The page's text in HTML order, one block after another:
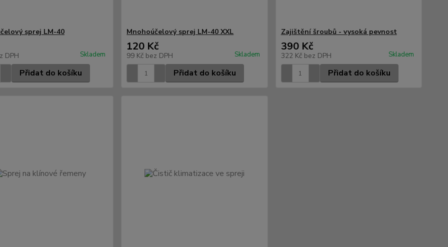
sprej LM-40
DPH Skladem
Přidat do košíku
Mnohoúčelový sprej LM-40 XXL
120 Kč
99 Kč bez DPH Skladem
Přidat do košíku
Zajištění šroubů - vysoká pevnost
390 Kč
322 Kč bez DPH Skladem
Přidat do košíku